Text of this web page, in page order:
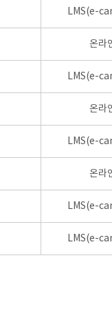
LMS(e-
온라
LMS(e-
온라
LMS(e-
온라
LMS(e-
LMS(e-